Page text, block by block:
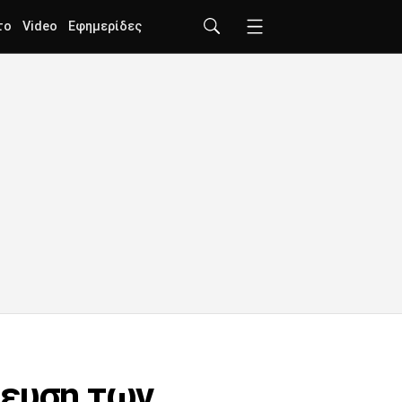
Video Εφημερίδες